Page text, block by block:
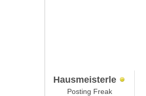
Hausmeisterle
Posting Freak